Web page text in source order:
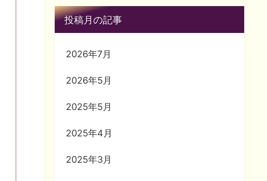
投稿月の記事
2026年7月
2026年5月
2025年5月
2025年4月
2025年3月